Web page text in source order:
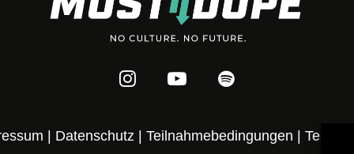
Datenschutz| Teilnahmebedingungen Team